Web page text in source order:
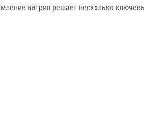
витрин решает несколько